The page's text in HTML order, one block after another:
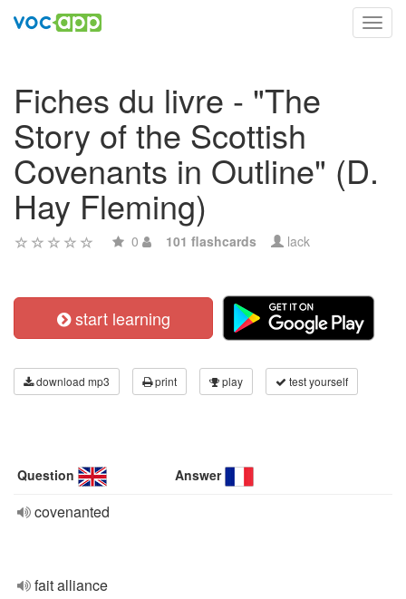
Fiches du livre - "The
Story of the Scottish
Covenants in Outline" (D.
Hay Fleming)
0 101 flashcards lack
start learning
download mp3 print play test yourself
Question Answer
covenanted
fait alliance